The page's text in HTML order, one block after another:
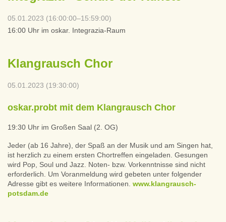
05.01.2023 (16:00:00–15:59:00)
16:00 Uhr im oskar. Integrazia-Raum
Klangrausch Chor
05.01.2023 (19:30:00)
oskar.probt mit dem Klangrausch Chor
19:30 Uhr im Großen Saal (2. OG)
Jeder (ab 16 Jahre), der Spaß an der Musik und am Singen hat,
ist herzlich zu einem ersten Chortreffen eingeladen. Gesungen
wird Pop, Soul und Jazz. Noten- bzw. Vorkenntnisse sind nicht
erforderlich. Um Voranmeldung wird gebeten unter folgender
Adresse gibt es weitere Informationen. www.klangrausch-
potsdam.de